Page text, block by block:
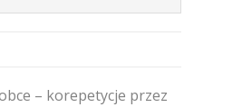
– korepetycje przez